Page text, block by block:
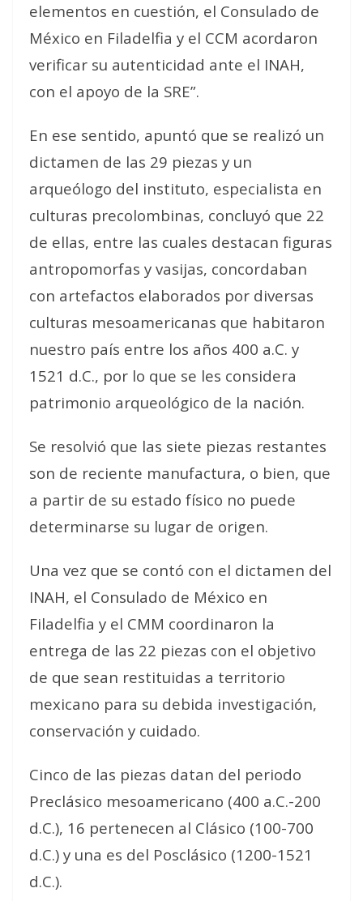
elementos en cuestión, el Consulado de
México en Filadelfia y el CCM acordaron
verificar su autenticidad ante el INAH,
con el apoyo de la SRE”.
En ese sentido, apuntó que se realizó un
dictamen de las 29 piezas y un
arqueólogo del instituto, especialista en
culturas precolombinas, concluyó que 22
de ellas, entre las cuales destacan figuras
antropomorfas y vasijas, concordaban
con artefactos elaborados por diversas
culturas mesoamericanas que habitaron
nuestro país entre los años 400 a.C. y
1521 d.C., por lo que se les considera
patrimonio arqueológico de la nación.
Se resolvió que las siete piezas restantes
son de reciente manufactura, o bien, que
a partir de su estado físico no puede
determinarse su lugar de origen.
Una vez que se contó con el dictamen del
INAH, el Consulado de México en
Filadelfia y el CMM coordinaron la
entrega de las 22 piezas con el objetivo
de que sean restituidas a territorio
mexicano para su debida investigación,
conservación y cuidado.
Cinco de las piezas datan del periodo
Preclásico mesoamericano (400 a.C.-200
d.C.), 16 pertenecen al Clásico (100-700
d.C.) y una es del Posclásico (1200-1521
d.C.).